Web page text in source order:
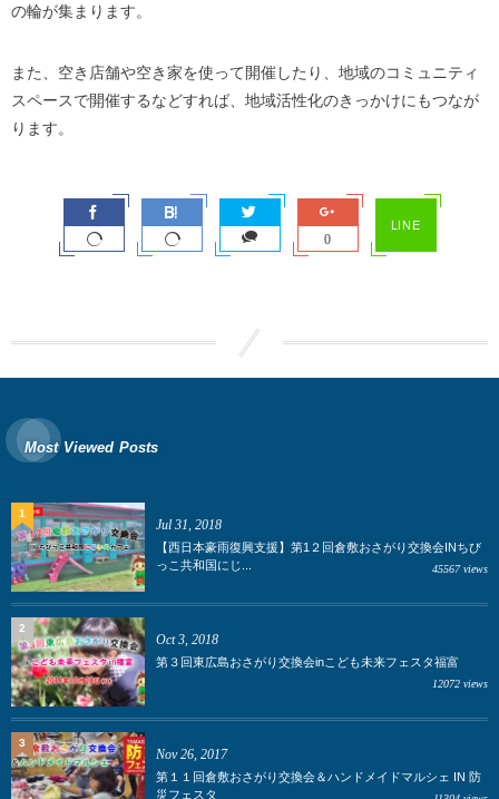
の輪が集まります。
また、空き店舗や空き家を使って開催したり、地域のコミュニティ
スペースで開催するなどすれば、地域活性化のきっかけにもつなが
ります。
0
LINE
Most Viewed Posts
Jul 31, 2018
【西日本豪雨復興支援】第1２回倉敷おさがり交換会INちび
っこ共和国にじ...
45567 views
1
Oct 3, 2018
第３回東広島おさがり交換会inこども未来フェスタ福富
12072 views
2
Nov 26, 2017
第１１回倉敷おさがり交換会＆ハンドメイドマルシェ IN 防
災フェスタ
3